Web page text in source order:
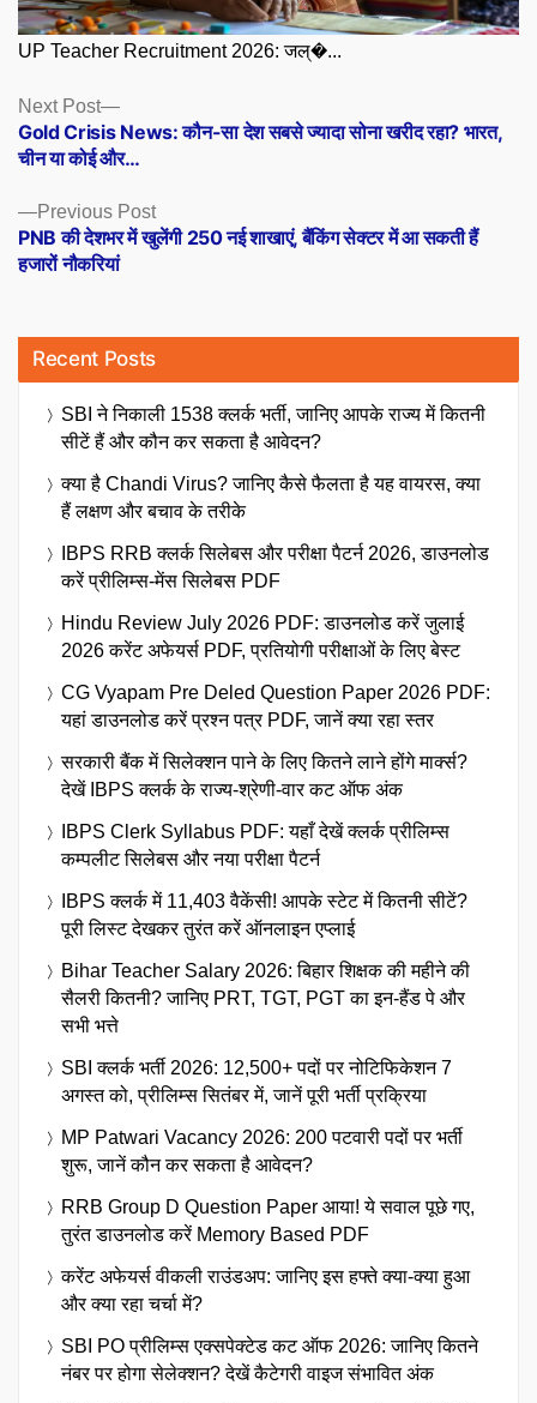
UP Teacher Recruitment 2026: जल्�...
Posts
navigation
Previous PostPrevious
post:
PNB की देशभर में खुलेंगी 250 नई शाखाएं, बैंकिंग सेक्टर में आ सकती हैं
हजारों नौकरियां
Next Post
Next
post:
Gold Crisis News: कौन-सा देश सबसे ज्यादा सोना खरीद रहा? भारत,
चीन या कोई और…
Recent Posts
SBI ने निकाली 1538 क्लर्क भर्ती, जानिए आपके राज्य में कितनी
सीटें हैं और कौन कर सकता है आवेदन?
क्या है Chandi Virus? जानिए कैसे फैलता है यह वायरस, क्या
हैं लक्षण और बचाव के तरीके
IBPS RRB क्लर्क सिलेबस और परीक्षा पैटर्न 2026, डाउनलोड
करें प्रीलिम्स-मेंस सिलेबस PDF
Hindu Review July 2026 PDF: डाउनलोड करें जुलाई
2026 करेंट अफेयर्स PDF, प्रतियोगी परीक्षाओं के लिए बेस्ट
CG Vyapam Pre Deled Question Paper 2026 PDF:
यहां डाउनलोड करें प्रश्न पत्र PDF, जानें क्या रहा स्तर
सरकारी बैंक में सिलेक्शन पाने के लिए कितने लाने होंगे मार्क्स?
देखें IBPS क्लर्क के राज्य-श्रेणी-वार कट ऑफ अंक
IBPS Clerk Syllabus PDF: यहाँ देखें क्लर्क प्रीलिम्स
कम्पलीट सिलेबस और नया परीक्षा पैटर्न
IBPS क्लर्क में 11,403 वैकेंसी! आपके स्टेट में कितनी सीटें?
पूरी लिस्ट देखकर तुरंत करें ऑनलाइन एप्लाई
Bihar Teacher Salary 2026: बिहार शिक्षक की महीने की
सैलरी कितनी? जानिए PRT, TGT, PGT का इन-हैंड पे और
सभी भत्ते
SBI क्लर्क भर्ती 2026: 12,500+ पदों पर नोटिफिकेशन 7
अगस्त को, प्रीलिम्स सितंबर में, जानें पूरी भर्ती प्रक्रिया
MP Patwari Vacancy 2026: 200 पटवारी पदों पर भर्ती
शुरू, जानें कौन कर सकता है आवेदन?
RRB Group D Question Paper आया! ये सवाल पूछे गए,
तुरंत डाउनलोड करें Memory Based PDF
करेंट अफेयर्स वीकली राउंडअप: जानिए इस हफ्ते क्या-क्या हुआ
और क्या रहा चर्चा में?
SBI PO प्रीलिम्स एक्सपेक्टेड कट ऑफ 2026: जानिए कितने
नंबर पर होगा सेलेक्शन? देखें कैटेगरी वाइज संभावित अंक